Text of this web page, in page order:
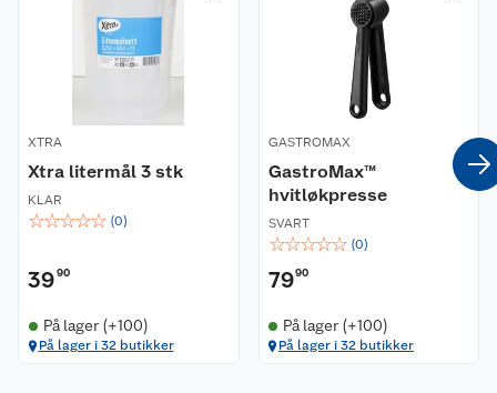
XTRA
Xtra litermål 3 stk
KLAR
☆☆☆☆☆ (0)
3990
På lager (+100)
På lager i 32 butikker
GASTROMAX
GastroMax™
hvitløkpresse
SVART
☆☆☆☆☆ (0)
7990
På lager (+100)
På lager i 32 butikker